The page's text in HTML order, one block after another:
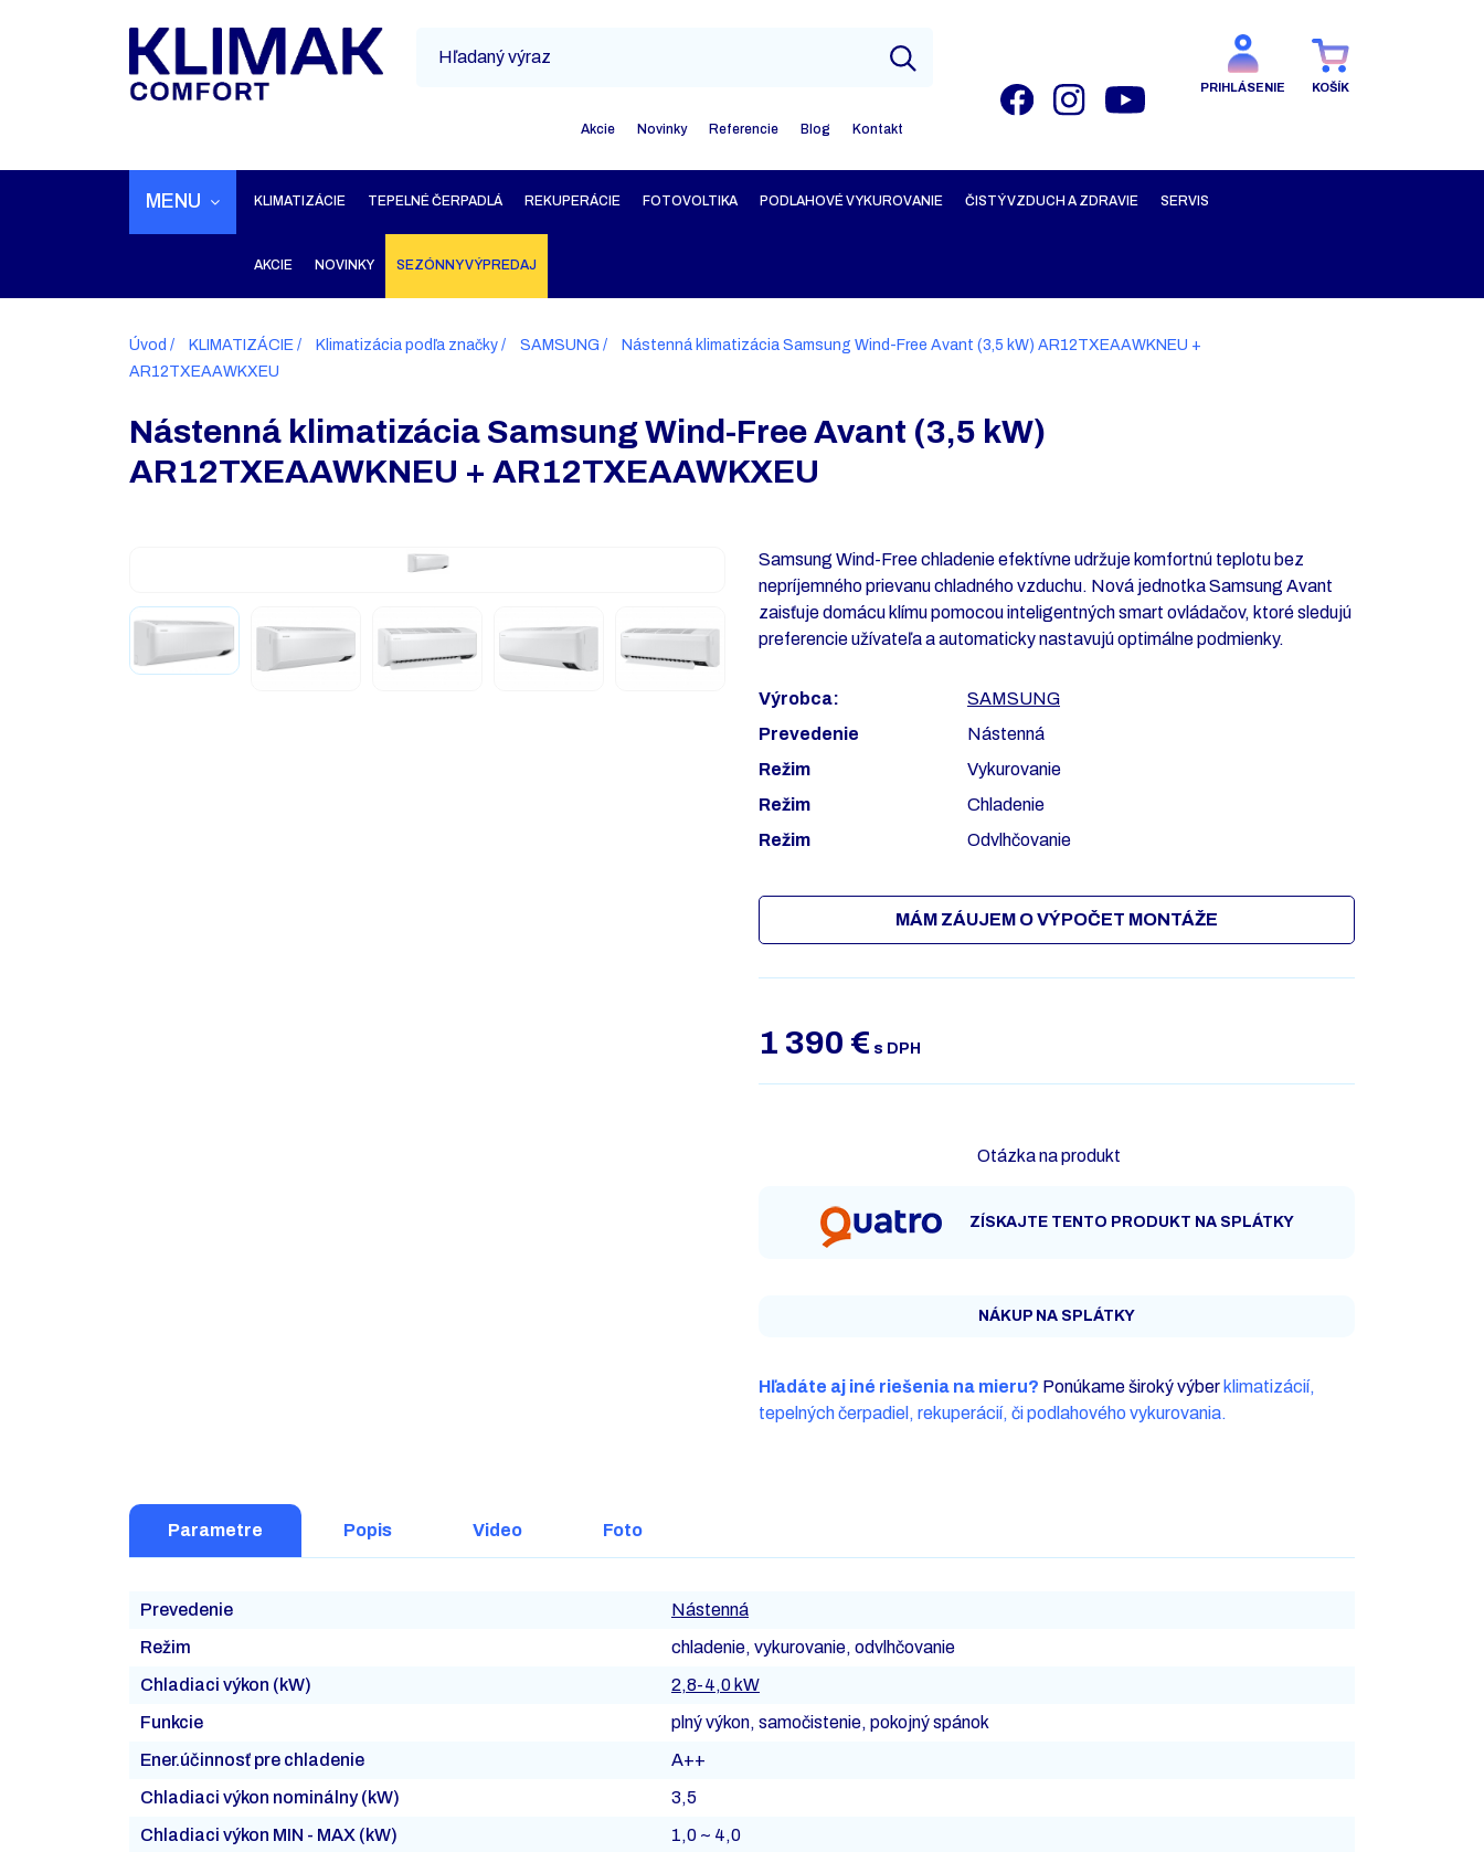
PRIHLÁSENIE KOŠÍK
Akcie Novinky Referencie Blog Kontakt
MENU KLIMATIZÁCIE TEPELNÉ ČERPADLÁ REKUPERÁCIE FOTOVOLTIKA PODLAHOVÉ VYKUROVANIE ČISTÝ VZDUCH A ZDRAVIE SERVIS
AKCIE NOVINKY SEZÓNNY VÝPREDAJ
Úvod KLIMATIZÁCIE Klimatizácia podľa značky SAMSUNG
Nástenná klimatizácia Samsung Wind-Free Avant (3,5 kW) AR12TXEAAWKNEU +
AR12TXEAAWKXEU
Nástenná klimatizácia Samsung Wind-Free Avant (3,5 kW)
AR12TXEAAWKNEU + AR12TXEAAWKXEU
Samsung Wind-Free chladenie efektívne udržuje komfortnú teplotu bez
nepríjemného prievanu chladného vzduchu. Nová jednotka Samsung Avant
zaisťuje domácu klímu pomocou inteligentných smart ovládačov, ktoré sledujú
preferencie užívateľa a automaticky nastavujú optimálne podmienky.
Výrobca:
SAMSUNG
Prevedenie
Nástenná
Režim
Vykurovanie
Režim
Chladenie
Režim
Odvlhčovanie
MÁM ZÁUJEM O VÝPOČET MONTÁŽE
1 390 € s DPH
Otázka na produkt
ZÍSKAJTE TENTO PRODUKT NA SPLÁTKY
NÁKUP NA SPLÁTKY
Hľadáte aj iné riešenia na mieru? Ponúkame široký výber klimatizácií,
tepelných čerpadiel, rekuperácií, či podlahového vykurovania.
Parametre Popis Video Foto
Prevedenie
Nástenná
Režim
chladenie, vykurovanie, odvlhčovanie
Chladiaci výkon (kW)
2,8-4,0 kW
Funkcie
plný výkon, samočistenie, pokojný spánok
Ener.účinnosť pre chladenie
A++
Chladiaci výkon nominálny (kW)
3,5
Chladiaci výkon MIN - MAX (kW)
1,0 ~ 4,0